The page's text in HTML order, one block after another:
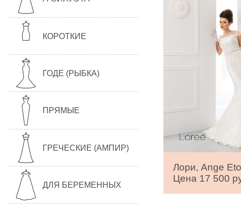
КОРОТКИЕ
ГОДЕ (РЫБКА)
ПРЯМЫЕ
ГРЕЧЕСКИЕ (АМПИР)
ДЛЯ БЕРЕМЕННЫХ
Лори, Ange
Цена 17 500